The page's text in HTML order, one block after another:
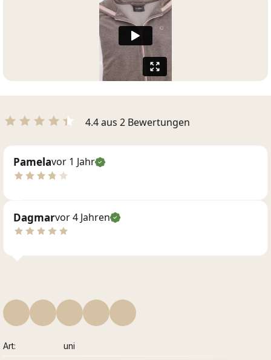
4.4 aus 2 Bewertungen
Pamelavor 1 Jahr
Dagmarvor 4 Jahren
Art uni